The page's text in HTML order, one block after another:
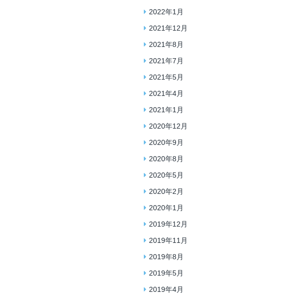
2022年1月
2021年12月
2021年8月
2021年7月
2021年5月
2021年4月
2021年1月
2020年12月
2020年9月
2020年8月
2020年5月
2020年2月
2020年1月
2019年12月
2019年11月
2019年8月
2019年5月
2019年4月